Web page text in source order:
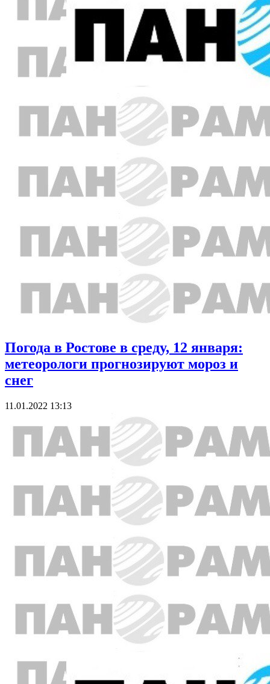
Погода в Ростове в среду, 12 января:
метеорологи прогнозируют мороз и
снег
11.01.2022 13:13